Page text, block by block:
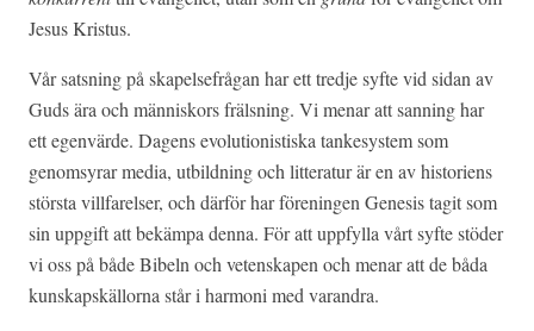
Jesus Kristus.
Vår satsning på skapelsefrågan har ett tredje syfte vid sidan av
Guds ära och människors frälsning. Vi menar att sanning har
ett egenvärde. Dagens evolutionistiska tankesystem som
genomsyrar media, utbildning och litteratur är en av historiens
största villfarelser, och därför har föreningen Genesis tagit som
sin uppgift att bekämpa denna. För att uppfylla vårt syfte stöder
vi oss på både Bibeln och vetenskapen och menar att de båda
kunskapskällorna står i harmoni med varandra.